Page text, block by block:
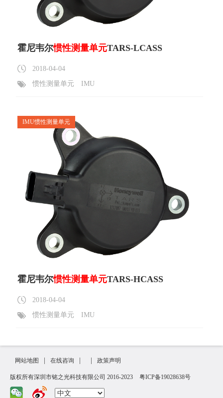
霍尼韦尔惯性测量单元TARS-LCASS
2018-04-04
惯性测量单元
IMU
IMU惯性测量单元
霍尼韦尔惯性测量单元TARS-HCASS
2018-04-04
惯性测量单元
IMU
网站地图 在线咨询 政策声明
版权所有深圳市铭之光科技有限公司 2016-2023 粤ICP备19028638号